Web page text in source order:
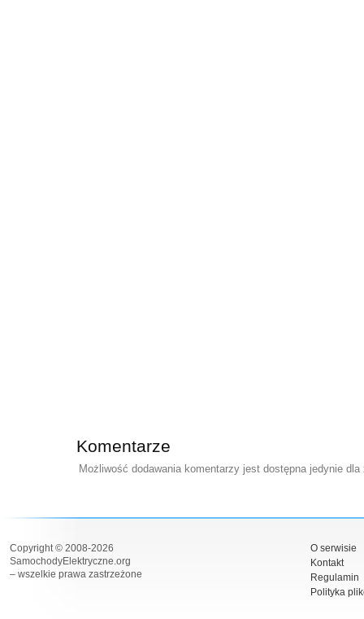
Komentarze
Możliwość dodawania komentarzy jest dostępna jedynie
Copyright © 2008-2026
SamochodyElektryczne.org
– wszelkie prawa zastrzeżone
O serwisie
Kontakt
Regulamin
Polityka